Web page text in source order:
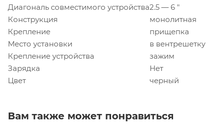
Диагональ совместимого устройства2.5 — 6 "
Конструкция
монолитная
Крепление
прищепка
Место установки
в вентрешетку
Крепление устройства
зажим
Зарядка
Нет
Цвет
черный
Вам также может понравиться